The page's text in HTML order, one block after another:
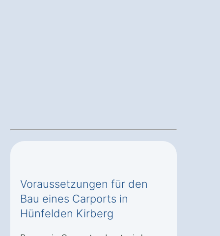
Voraussetzungen für den
Bau eines Carports in
Hünfelden Kirberg